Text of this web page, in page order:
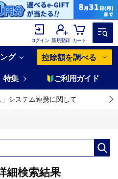
ログイン 新規登録 カート
グ 控除額を調べる
特集 ご利用ガイド
」システム連携に関して
細検索結果